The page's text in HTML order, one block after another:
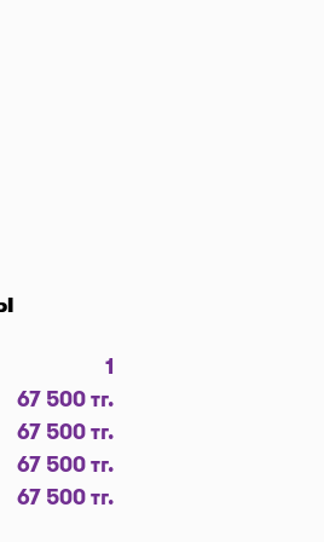
(құны
басыңыз,
код
кету
1
67 500 тг.
67 500 тг.
67 500 тг.
67 500 тг.